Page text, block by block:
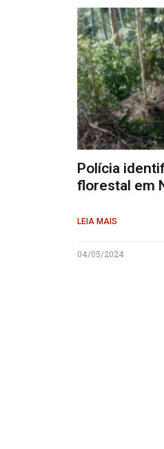
Polícia
florestal em
LEIA MAIS
04/05/2024